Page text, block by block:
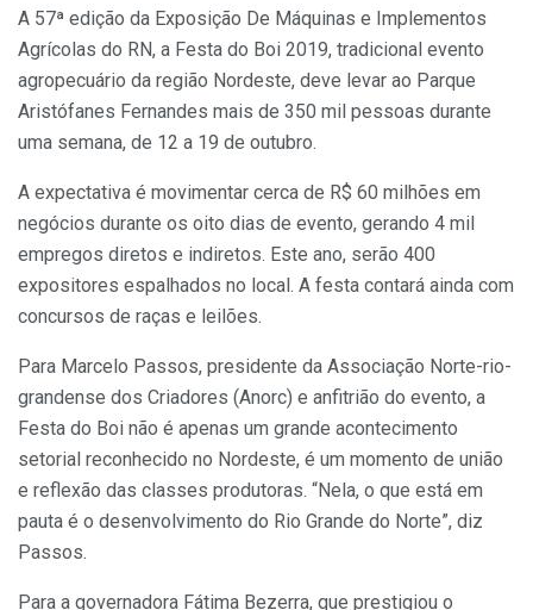
A 57ª edição da Exposição De Máquinas e Implementos
Agrícolas do RN, a Festa do Boi 2019, tradicional evento
agropecuário da região Nordeste, deve levar ao Parque
Aristófanes Fernandes mais de 350 mil pessoas durante
uma semana, de 12 a 19 de outubro.
A expectativa é movimentar cerca de R$ 60 milhões em
negócios durante os oito dias de evento, gerando 4 mil
empregos diretos e indiretos. Este ano, serão 400
expositores espalhados no local. A festa contará ainda com
concursos de raças e leilões.
Para Marcelo Passos, presidente da Associação Norte-rio-
grandense dos Criadores (Anorc) e anfitrião do evento, a
Festa do Boi não é apenas um grande acontecimento
setorial reconhecido no Nordeste, é um momento de união
e reflexão das classes produtoras. “Nela, o que está em
pauta é o desenvolvimento do Rio Grande do Norte”, diz
Passos.
Para a governadora Fátima Bezerra, que prestigiou o